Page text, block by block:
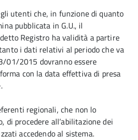
utenti che, in funzione di quanto
pubblicata in G.U., il
Registro ha validità a partire
i dati relativi al periodo che va
01/2015 dovranno essere
con la data effettiva di presa
regionali, che non lo
di procedere all’abilitazione dei
accedendo al sistema.